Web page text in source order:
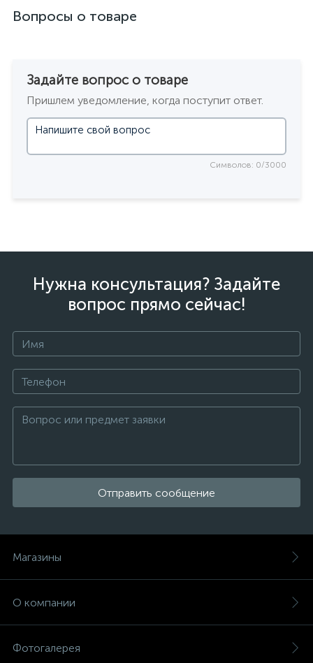
Вопросы о товаре
Задайте вопрос о товаре
Пришлем уведомление, когда поступит ответ.
Символов: 0/3000
Нужна консультация? Задайте
вопрос прямо сейчас!
Отправить сообщение
Магазины
О компании
Фотогалерея